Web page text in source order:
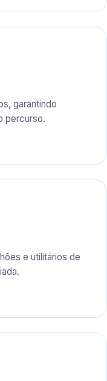
garantindo
percurso.
e utilitários de